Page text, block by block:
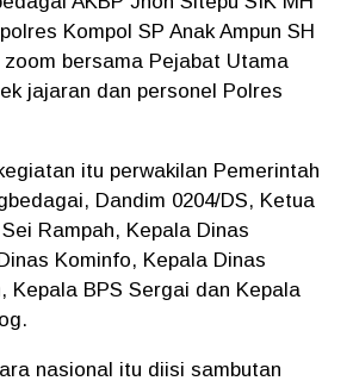
Kompol SP Anak Ampun SH
bersama Pejabat Utama
jajaran dan personel Polres
itu perwakilan Pemerintah
Dandim 0204/DS, Ketua
Rampah, Kepala Dinas
Kominfo, Kepala Dinas
Kepala BPS Sergai dan Kepala
nasional itu diisi sambutan